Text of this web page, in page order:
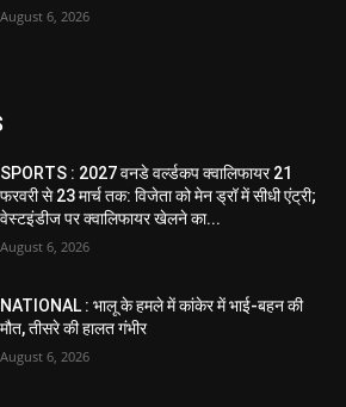
August 6, 2026
SPORTS : 2027 वनडे वर्ल्डकप क्वालिफायर 21
फरवरी से 23 मार्च तक: विजेता को मेन ड्रॉ में सीधी एंट्री;
वेस्टइंडीज पर क्वालिफायर खेलने का...
August 6, 2026
NATIONAL : भालू के हमले में कांकेर में भाई-बहन की
मौत, तीसरे की हालत गंभीर
August 6, 2026